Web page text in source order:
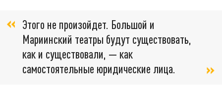
Этого не произойдет. Большой и
Мариинский театры будут существовать,
как и существовали, — как
самостоятельные юридические лица.